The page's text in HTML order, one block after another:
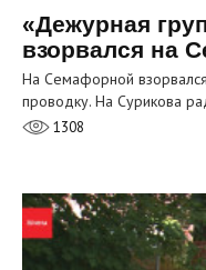
«Дежурная
взорвался на
На Семафорной
проводку. На Сурикова
1308